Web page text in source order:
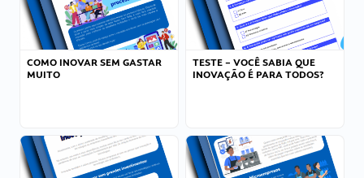
COMO INOVAR SEM GASTAR
MUITO
TESTE – VOCÊ SABIA QUE
INOVAÇÃO É PARA TODOS?